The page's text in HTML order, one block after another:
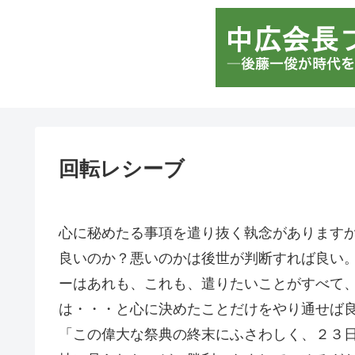
回転レシーブ
心に秘めたる事項を遣り抜く執念があります
良いのか？悪いのかは後世が判断すれば良い
ーはあれも、これも、遣りたいことがすべて
は・・・と心に決めたことだけをやり通せば
「この偉大な祭典の終末にふさわしく、２